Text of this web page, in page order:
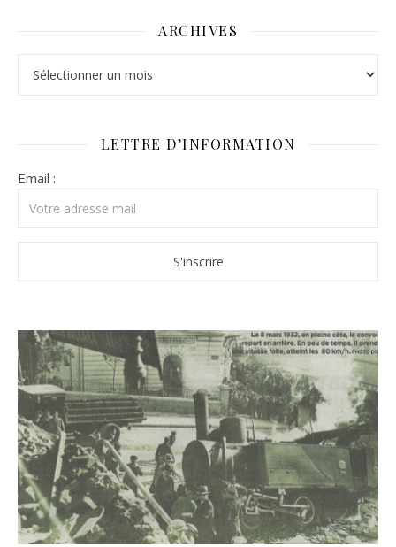
ARCHIVES
LETTRE D’INFORMATION
Email :